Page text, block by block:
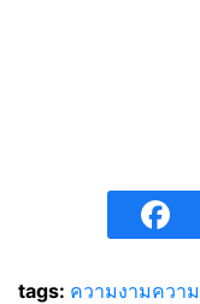
tags: ความงามควา